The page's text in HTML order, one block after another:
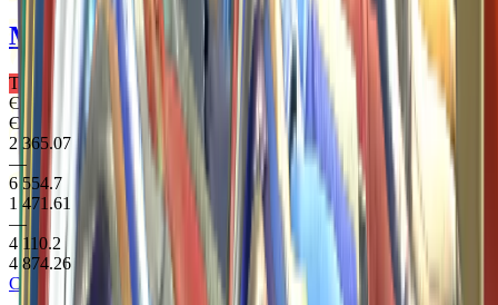
MP7 Bloodsport
Таємне ПП
Є StatTrak
Є Souvenir
2 365.07
—
6 554.7
1 471.61
—
4 110.2
4 874.26
Clutch Case